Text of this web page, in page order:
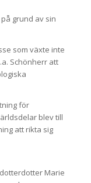
grund av sin
som växte inte
Schönherr att
för
blev till
att rikta sig
Marie